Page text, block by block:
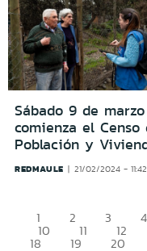
Sábado 9 de marzo
comienza el Censo
Población y
REDMAULE 21/02/2024 -
1 2 3 4
10 11 12
18 19 20